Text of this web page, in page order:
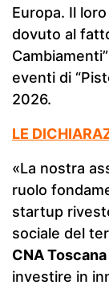
Europa. Il
dovuto al
eventi di
2026.
LE
«La nostra
ruolo
startup
sociale del
CNA
investire in